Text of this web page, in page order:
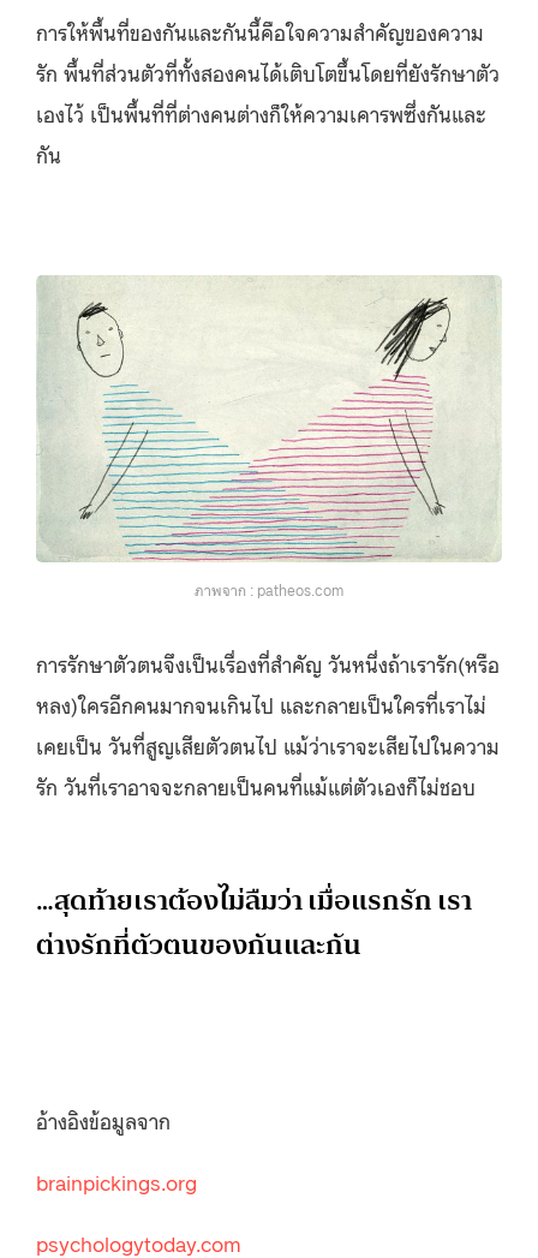
การให้พื้นที่ของกันและกันนี้คือใจความสำคัญของความ
รัก พื้นที่ส่วนตัวที่ทั้งสองคนได้เติบโตขึ้นโดยที่ยังรักษาตัว
เองไว้ เป็นพื้นที่ที่ต่างคนต่างก็ให้ความเคารพซึ่งกันและ
กัน
ภาพจาก : patheos.com
การรักษาตัวตนจึงเป็นเรื่องที่สำคัญ วันหนึ่งถ้าเรารัก(หรือ
หลง)ใครอีกคนมากจนเกินไป และกลายเป็นใครที่เราไม่
เคยเป็น วันที่สูญเสียตัวตนไป แม้ว่าเราจะเสียไปในความ
รัก วันที่เราอาจจะกลายเป็นคนที่แม้แต่ตัวเองก็ไม่ชอบ
…สุดท้ายเราต้องไม่ลืมว่า เมื่อแรกรัก เรา
ต่างรักที่ตัวตนของกันและกัน
อ้างอิงข้อมูลจาก
brainpickings.org
psychologytoday.com